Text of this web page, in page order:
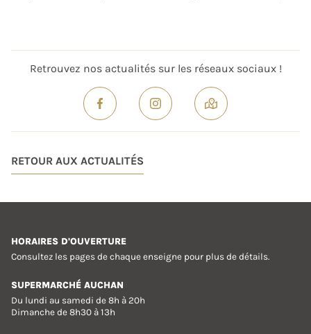
Retrouvez nos actualités sur les réseaux sociaux !
RETOUR AUX ACTUALITÉS
HORAIRES D'OUVERTURE
Consultez les pages de chaque enseigne pour plus de détails.
SUPERMARCHÉ AUCHAN
Du lundi au samedi de 8h à 20h
Dimanche de 8h30 à 13h